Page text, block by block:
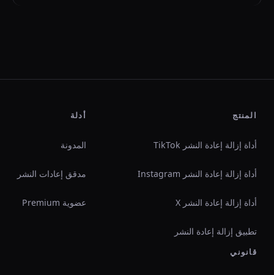
المنتج
أداة إزالة إعادة النشر TikTok
أداة إزالة إعادة النشر Instagram
أداة إزالة إعادة النشر X
تطبيق إزالة إعادة النشر
أدلة
المدونة
مدقق إعادات النشر
عضوية Premium
قانوني